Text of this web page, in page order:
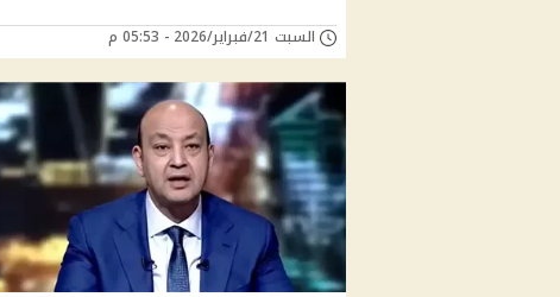
السبت 21/فبراير/2026 - 05:53 م